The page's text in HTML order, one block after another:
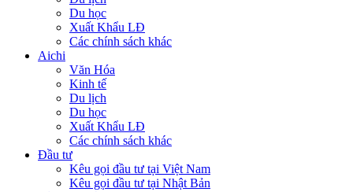
Du học
Xuất Khẩu LĐ
Các chính sách khác
Aichi
Văn Hóa
Kinh tế
Du lịch
Du học
Xuất Khẩu LĐ
Các chính sách khác
Đầu tư
Kêu gọi đầu tư tại Việt Nam
Kêu gọi đầu tư tại Nhật Bản